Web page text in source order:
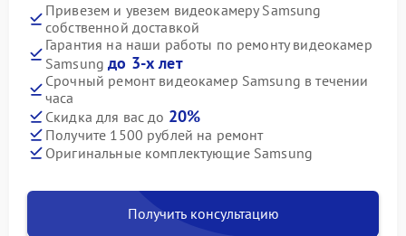
Привезем и увезем видеокамеру Samsung
собственной доставкой
Гарантия на наши работы по ремонту видеокамер
Samsungдо 3-х лет
Срочный ремонт видеокамер Samsung в течении
часа
Скидка для вас до 20%
Получите 1500 рублей на ремонт
Оригинальные комплектующие Samsung
Получить консультацию